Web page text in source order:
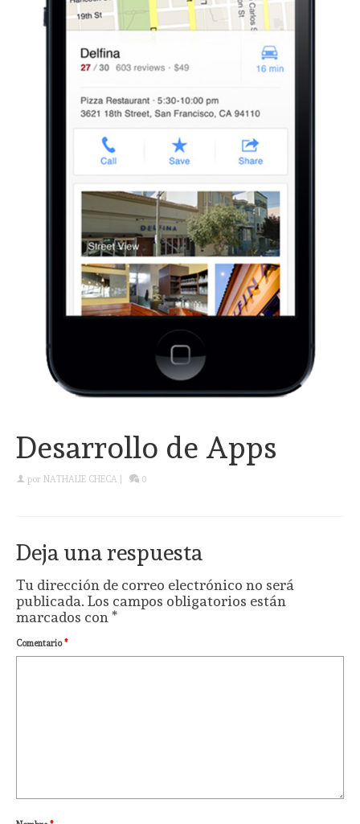
Desarrollo de Apps
por NATHALIE CHECA 0
Deja una respuesta
Tu dirección de correo electrónico no será
publicada. Los campos obligatorios están
marcados con*
Comentario*